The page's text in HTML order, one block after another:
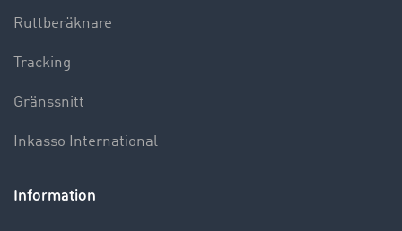
Ruttberäknare
Tracking
Gränssnitt
Inkasso International
Information